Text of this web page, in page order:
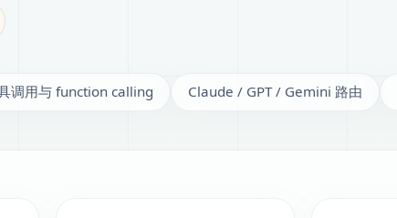
调用与 function calling Claude / GPT / Gemini 路由